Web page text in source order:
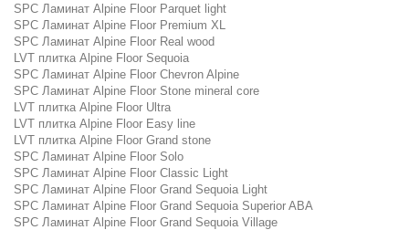
SPC Ламинат Alpine Floor Parquet light
SPC Ламинат Alpine Floor Premium XL
SPC Ламинат Alpine Floor Real wood
LVT плитка Alpine Floor Sequoia
SPC Ламинат Alpine Floor Chevron Alpine
SPC Ламинат Alpine Floor Stone mineral core
LVT плитка Alpine Floor Ultra
LVT плитка Alpine Floor Easy line
LVT плитка Alpine Floor Grand stone
SPC Ламинат Alpine Floor Solo
SPC Ламинат Alpine Floor Classic Light
SPC Ламинат Alpine Floor Grand Sequoia Light
SPC Ламинат Alpine Floor Grand Sequoia Superior ABA
SPC Ламинат Alpine Floor Grand Sequoia Village